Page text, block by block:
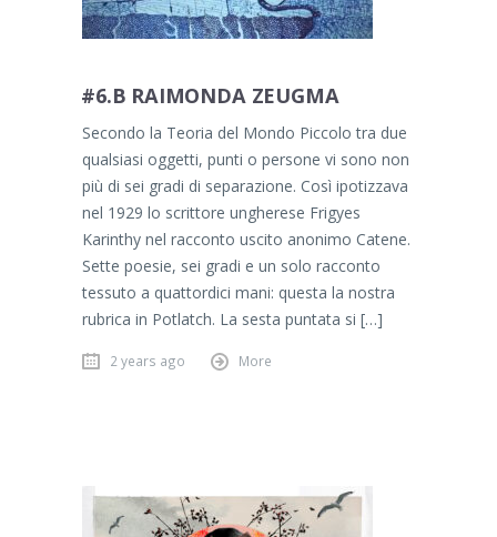
#6.B RAIMONDA ZEUGMA
Secondo la Teoria del Mondo Piccolo tra due
qualsiasi oggetti, punti o persone vi sono non
più di sei gradi di separazione. Così ipotizzava
nel 1929 lo scrittore ungherese Frigyes
Karinthy nel racconto uscito anonimo Catene.
Sette poesie, sei gradi e un solo racconto
tessuto a quattordici mani: questa la nostra
rubrica in Potlatch. La sesta puntata si […]
2 years ago More